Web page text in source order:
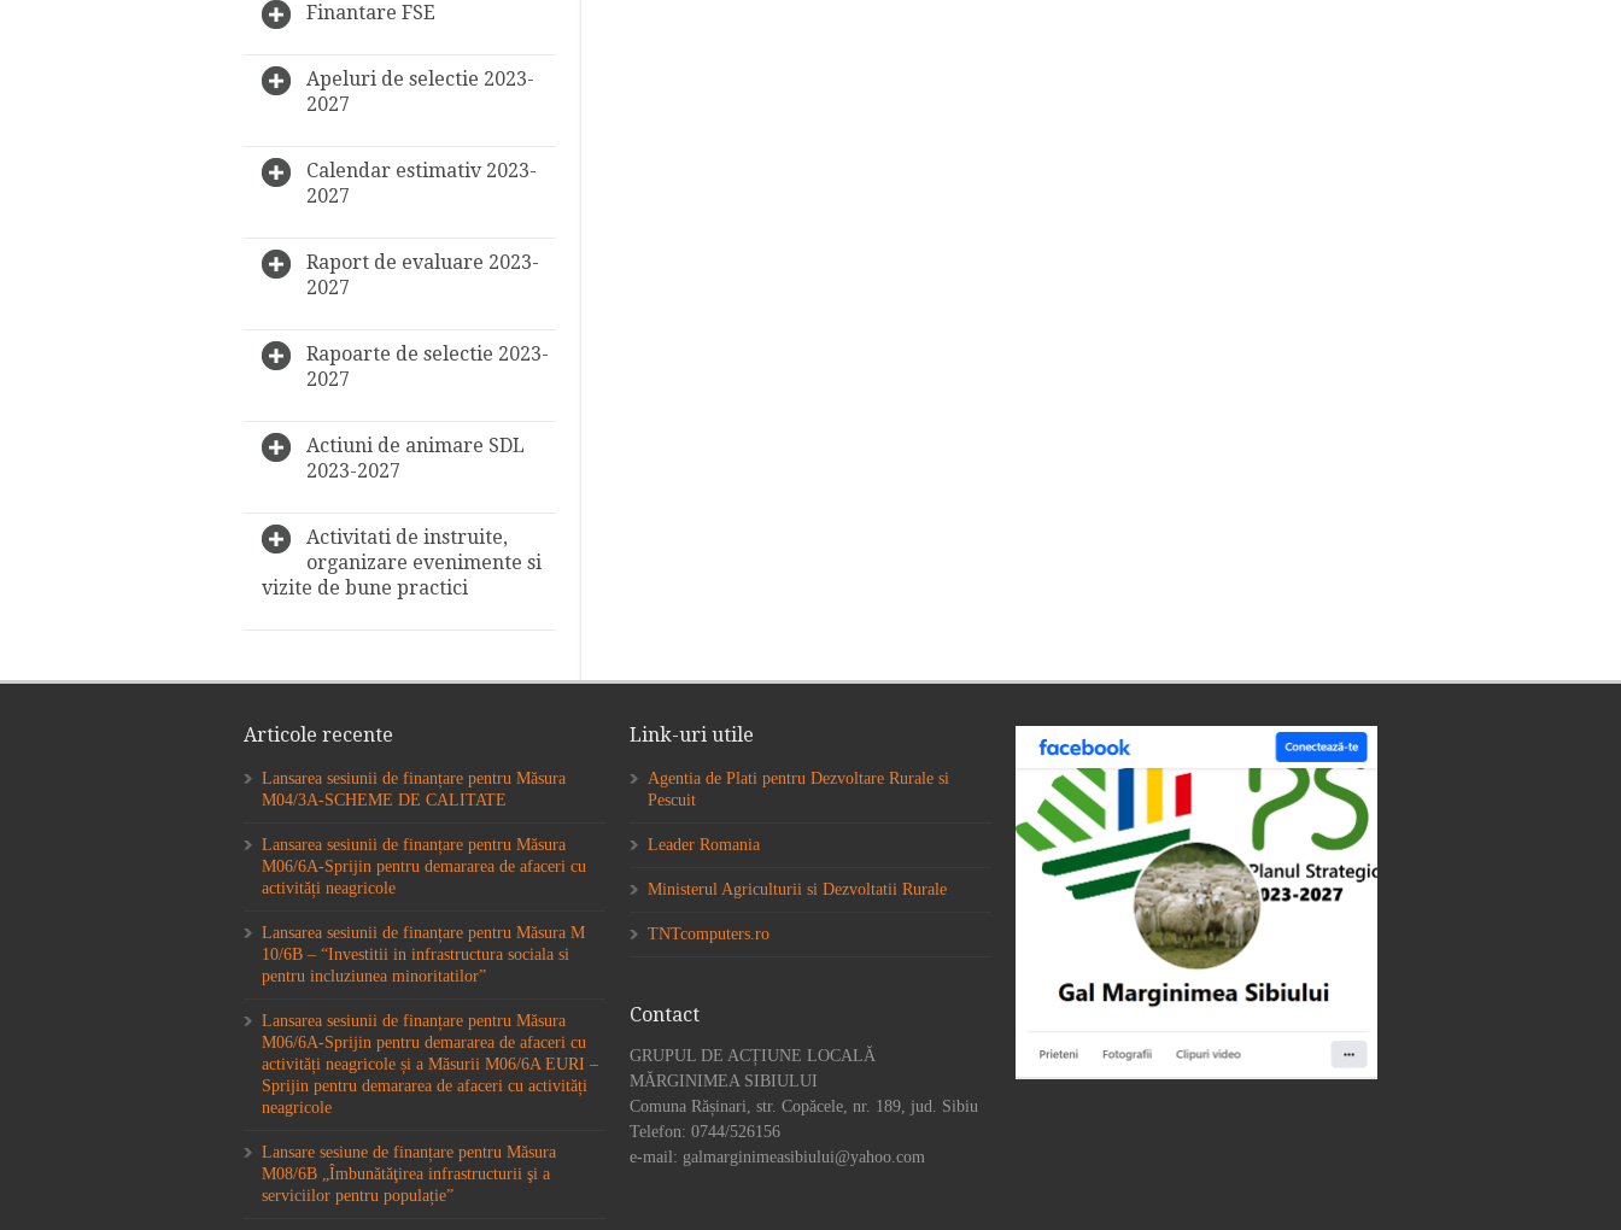
Finantare FSE
Apeluri de selectie 2023-
2027
Calendar estimativ 2023-
2027
Raport de evaluare 2023-
2027
Rapoarte de selectie 2023-
2027
Actiuni de animare SDL
2023-2027
Activitati de instruite,
organizare evenimente si
vizite de bune practici
Articole recente
Lansarea sesiunii de finanțare pentru Măsura
M04/3A-SCHEME DE CALITATE
Lansarea sesiunii de finanțare pentru Măsura
M06/6A-Sprijin pentru demararea de afaceri cu
activități neagricole
Lansarea sesiunii de finanțare pentru Măsura M
10/6B – “Investitii in infrastructura sociala si
pentru incluziunea minoritatilor”
Lansarea sesiunii de finanțare pentru Măsura
M06/6A-Sprijin pentru demararea de afaceri cu
activități neagricole și a Măsurii M06/6A EURI –
Sprijin pentru demararea de afaceri cu activități
neagricole
Lansare sesiune de finanțare pentru Măsura
M08/6B „Îmbunătăţirea infrastructurii şi a
serviciilor pentru populație”
Link-uri utile
Agentia de Plati pentru Dezvoltare Rurale si
Pescuit
Leader Romania
Ministerul Agriculturii si Dezvoltatii Rurale
TNTcomputers.ro
Contact
GRUPUL DE ACȚIUNE LOCALĂ
MĂRGINIMEA SIBIULUI
Comuna Rășinari, str. Copăcele, nr. 189, jud. Sibiu
Telefon: 0744/526156
e-mail: galmarginimeasibiului@yahoo.com